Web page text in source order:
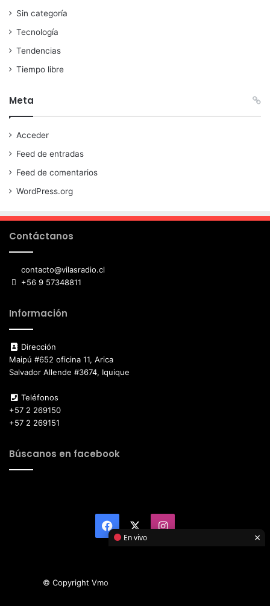
Sin categoría
Tecnología
Tendencias
Tiempo libre
Meta
Acceder
Feed de entradas
Feed de comentarios
WordPress.org
Contáctanos
contacto@vilasradio.cl
+56 9 57348811
Información
Dirección
Maipú #652 oficina 11, Arica
Salvador Allende #3674, Iquique
Teléfonos
+57 2 269150
+57 2 269151
Búscanos en facebook
Facebook Instagram
© Copyright Vmotor TI 2026, All Rights Reserved
En vivo ×